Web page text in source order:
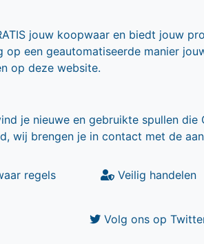
jouw koopwaar en biedt jouw
een geautomatiseerde manier
op deze website.
je nieuwe en gebruikte spullen
wij brengen je in contact met de
regels Veilig handelen
Volg ons op